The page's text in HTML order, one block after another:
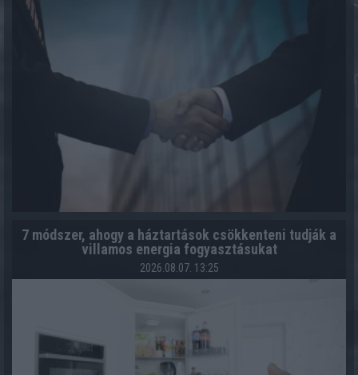
7 módszer, ahogy a háztartások csökkenteni tudják a
villamos energia fogyasztásukat
2026.08.07. 13:25